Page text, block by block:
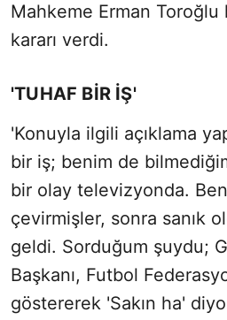
Mahkeme Erman Toroğlu
kararı verdi.
'TUHAF BİR İŞ'
'Konuyla ilgili açıklama
bir iş; benim de
bir olay televizyonda.
çevirmişler, sonra sanık
geldi. Sorduğum şuydu;
Başkanı, Futbol
göstererek 'Sakın ha'